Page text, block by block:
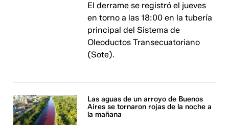
El derrame se registró el jueves
en torno a las 18:00 en la tubería
principal del Sistema de
Oleoductos Transecuatoriano
(Sote).
Las aguas de un arroyo de Buenos
Aires se tornaron rojas de la noche a
la mañana